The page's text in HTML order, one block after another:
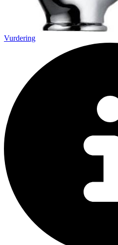
Vurdering